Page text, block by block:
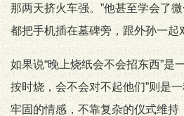
那两天挤火车强。”他甚至学会了
都把手机插在墓碑旁，跟外孙一起
如果说“晚上烧纸会不会招东西”是
按时烧，会不会对不起他们”则是
牢固的情感，不靠复杂的仪式维持